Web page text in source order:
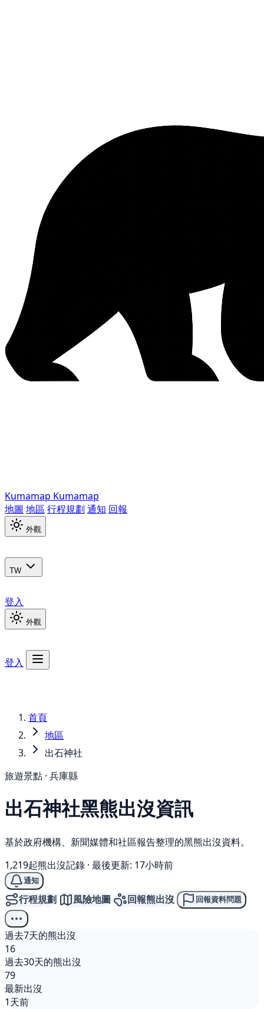
Kumamap Kumamap
地圖 地區 行程規劃 通知 回報
外觀
TW
登入
外觀
登入
首頁
地區
出石神社
旅遊景點 · 兵庫縣
出石神社黑熊出沒資訊
基於政府機構、新聞媒體和社區報告整理的黑熊出沒資料。
1,219起熊出沒記錄 · 最後更新: 17小時前
通知
行程規劃 風險地圖 回報熊出沒 回報資料問題
過去7天的熊出沒
16
過去30天的熊出沒
79
最新出沒
1天前